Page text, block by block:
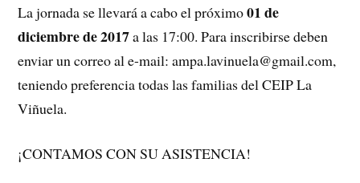
La jornada se llevará a cabo el próximo01 de
diciembre de 2017a las 17:00. Para inscribirse deben
enviar un correo al e-mail: ampa.lavinuela@gmail.com,
teniendo preferencia todas las familias del CEIP La
Viñuela.
¡CONTAMOS CON SU ASISTENCIA!